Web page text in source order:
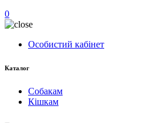
0
Особистий кабінет
Каталог
Собакам
Кішкам